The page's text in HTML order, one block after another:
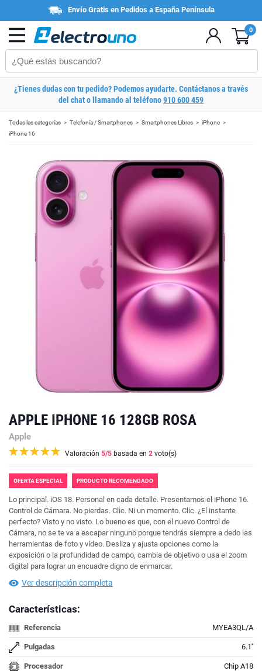
Envío Gratis en Pedidos a España Península
0
¿Tienes dudas con tu pedido? Podemos ayudarte. Contáctanos a través
del chat o llamando al teléfono910 600 459
Todas las categorías Telefonía / Smartphones Smartphones Libres
iPhone
iPhone 16
APPLE IPHONE 16 128GB ROSA
Apple
Valoración 5/5 basada en 2 voto(s)
OFERTA ESPECIAL PRODUCTO RECOMENDADO
Lo principal. iOS 18. Personal en cada detalle. Presentamos el iPhone 16.
Control de Cámara. No pierdas. Clic. Ni un momento. Clic. ¿El instante
perfecto? Visto y no visto. Lo bueno es que, con el nuevo Control de
Cámara, no se te va a escapar ninguno porque tendrás siempre a dedo las
herramientas de foto y vídeo. Desliza y ajusta opciones como la
exposición o la profundidad de campo, cambia de objetivo o usa el zoom
digital para lograr un encuadre digno de enmarcar.
Ver descripción completa
Características:
Referencia MYEA3QL/A
Pulgadas 6.1''
Procesador Chip A18